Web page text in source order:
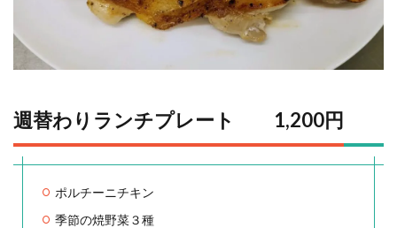
週替わりランチプレート 1,200円
ポルチーニチキン
季節の焼野菜３種